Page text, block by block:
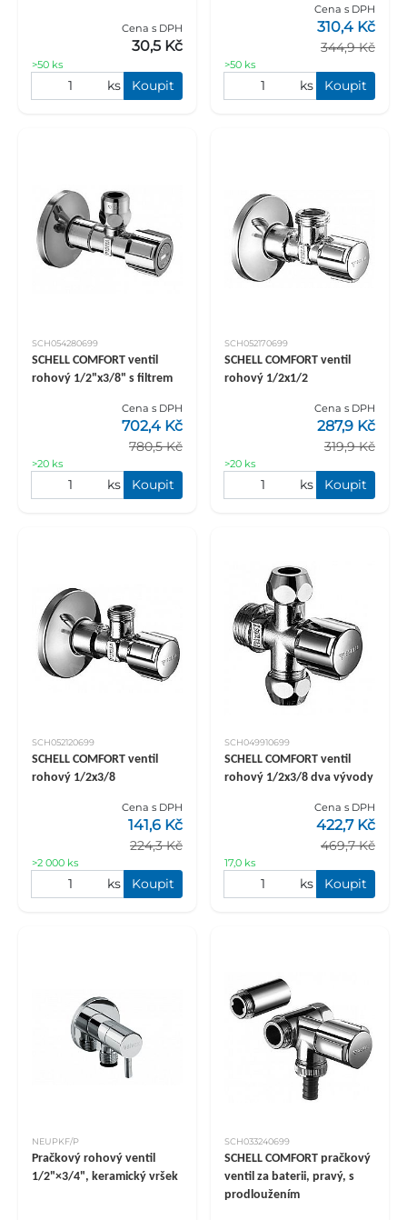
Cena s DPH
30,5 Kč
>50 ks
ks Koupit
Cena s DPH
344,9 Kč
310,4 Kč
>50 ks
ks Koupit
SCH054280699
SCHELL COMFORT ventil
rohový 1/2"x3/8" s filtrem
Cena s DPH
780,5 Kč
702,4 Kč
>20 ks
ks Koupit
SCH052170699
SCHELL COMFORT ventil
rohový 1/2x1/2
Cena s DPH
319,9 Kč
287,9 Kč
>20 ks
ks Koupit
SCH052120699
SCHELL COMFORT ventil
rohový 1/2x3/8
Cena s DPH
224,3 Kč
141,6 Kč
>2 000 ks
ks Koupit
SCH049910699
SCHELL COMFORT ventil
rohový 1/2x3/8 dva vývody
Cena s DPH
469,7 Kč
422,7 Kč
17,0 ks
ks Koupit
NEUPKF/P
Pračkový rohový ventil
1/2"×3/4", keramický vršek
SCH033240699
SCHELL COMFORT pračkový
ventil za baterii, pravý, s
prodloužením